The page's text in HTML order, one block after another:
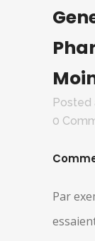
Posted
0
Par